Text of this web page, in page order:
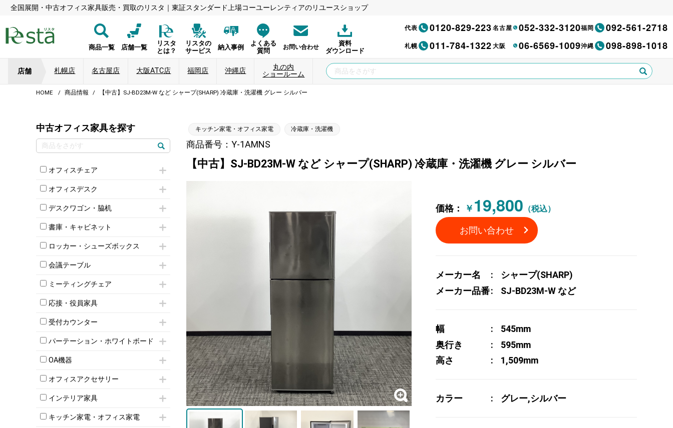
全国展開・中古オフィス家具販売・買取のリスタ｜東証スタンダード上場コーユーレンティアのリユースショップ
商品一覧 店舗一覧
リスタ
とは？
リスタの
サービス
納入事例
よくある
質問
お問い合わせ
資料
ダウンロード
代表 0120-829-223名古屋 052-332-3120福岡 092-561-2718
札幌 011-784-1322大阪 06-6569-1009沖縄 098-898-1018
店舗 札幌店 名古屋店 大阪ATC店 福岡店 沖縄店
丸の内
ショールーム
HOME 商品情報 【中古】SJ-BD23M-W など シャープ(SHARP) 冷蔵庫・洗濯機 グレー シルバー
中古オフィス家具を探す
オフィスチェア
肘付きチェア
肘無しチェア
役員チェア
オフィスチェアその他
オフィスデスク
片袖机
フリーアドレスデスク（ベンチデスク）
昇降デスク
両袖机
デスクワゴン・脇机
インワゴン2段
インワゴン3段
脇机
書庫・キャビネット
ハイキャビネット
ローキャビネット
両開きキャビネット
上下連結キャビネット
軽量ラック（スチールラック）
収納家具その他
オープン書庫
両開書庫
引き違い書庫
ロッカー・シューズボックス
1人用ロッカー
2人用ロッカー
3人用ロッカー
5人用ロッカー
8人用ロッカー
多人数ロッカー
シリンダー錠ロッカー
ダイヤル錠ロッカー
ボタン錠ロッカー
シューズロッカー・下駄箱
ロッカーその他
会議テーブル
ミーティングテーブル
スタッキングテーブル
ネスティングテーブル
カウンターテーブル
T字脚テーブル
会議テーブルW1200～
会議テーブルW1800～
折りたたみ会議テーブル
ハイテーブル
ミーティングチェア
キャスター付きミーティングチェア
スタッキングミーティングチェア
テーブル付きミーティングチェア
折りたたみミーティングチェア
ハイチェア
ミーティングチェアその他
応接・役員家具
応接セット
応接ソファ
応接チェア
応接・役員家具その他
受付カウンター
ハイカウンター
ローカウンター
ラウンジカウンター
パーテーション・ホワイトボード
パーテーション
自立タイプパーテーション
パーテーションその他
壁掛けホワイトボード
ホワイトボードその他
OA機器
iPad
電話機（ビジネスフォン）
シュレッダー
スクリーン
オフィスアクセサリー
チェア用台車
演台・講演台・演説台
防音パネル
インテリア家具
モールドチェア
ダイニングチェア
キッチン家電・オフィス家電
キッチン家電・オフィス家電 冷蔵庫・洗濯機
商品番号：Y-1AMNS
【中古】SJ-BD23M-W など シャープ(SHARP) 冷蔵庫・洗濯機 グレー シルバー
価格： ￥ 19,800 （税込）
お問い合わせ
メーカー名
シャープ(SHARP)
メーカー品番
SJ-BD23M-W など
幅
545mm
奥行き
595mm
高さ
1,509mm
カラー グレー,シルバー